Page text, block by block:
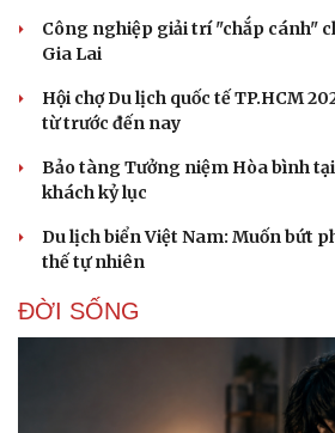
Công nghiệp giải trí "chắp cánh"
Gia Lai
Hội chợ Du lịch quốc tế TP.HCM
từ trước đến nay
Bảo tàng Tưởng niệm Hòa bình
khách kỷ lục
Du lịch biển Việt Nam: Muốn bứt
thế tự nhiên
ĐỜI SỐNG